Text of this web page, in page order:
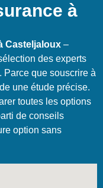
à
Casteljaloux –
des experts
Parce que souscrire à
une étude précise.
toutes les options
de conseils
option sans